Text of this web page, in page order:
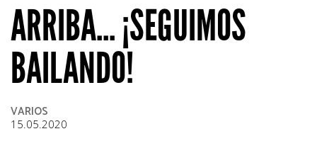
ARRIBA... ¡SEGUIMOS
BAILANDO!
VARIOS
15.05.2020